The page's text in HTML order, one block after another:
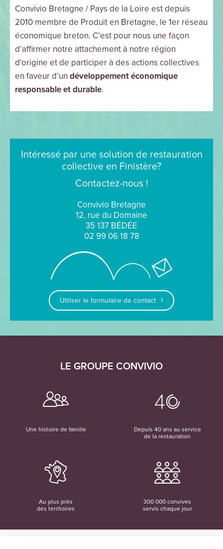
Convivio Bretagne / Pays de la Loire est depuis
2010 membre de Produit en Bretagne, le 1er réseau
économique breton. C’est pour nous une façon
d’affirmer notre attachement à notre région
d'origine et de participer à des actions collectives
en faveur d’un développement économique
responsable et durable.
Intéressé par une solution de restauration
collective en Finistère?
Contactez-nous !
Convivio Bretagne
12, rue du Domaine
35 137 BÉDÉE
02 99 06 18 78
Utiliser le formulaire de contact
LE GROUPE CONVIVIO
Une histoire de famille
Depuis 40 ans au service
de la restauration
Au plus près
des territoires
300 000 convives
servis chaque jour